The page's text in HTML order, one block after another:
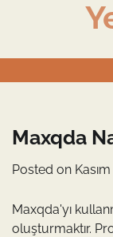
Maxqda
Posted on
Maxqda'yı
oluşturmaktır.